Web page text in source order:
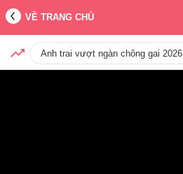
VỀ TRANG CHỦ
Anh trai vượt ngàn chông gai 2026